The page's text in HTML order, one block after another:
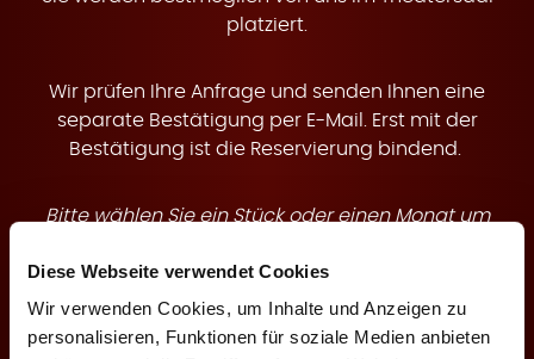
Diese Webseite verwendet Cookies
Wir verwenden Cookies, um Inhalte und Anzeigen zu
personalisieren, Funktionen für soziale Medien anbieten
e
platziert.
Wir prüfen Ihre Anfrage und senden Ihnen eine
separate Bestätigung per E-Mail. Erst mit der
Bestätigung ist die Reservierung bindend.
Bitte wählen Sie ein Stück oder einen Monat um
Theaterstück